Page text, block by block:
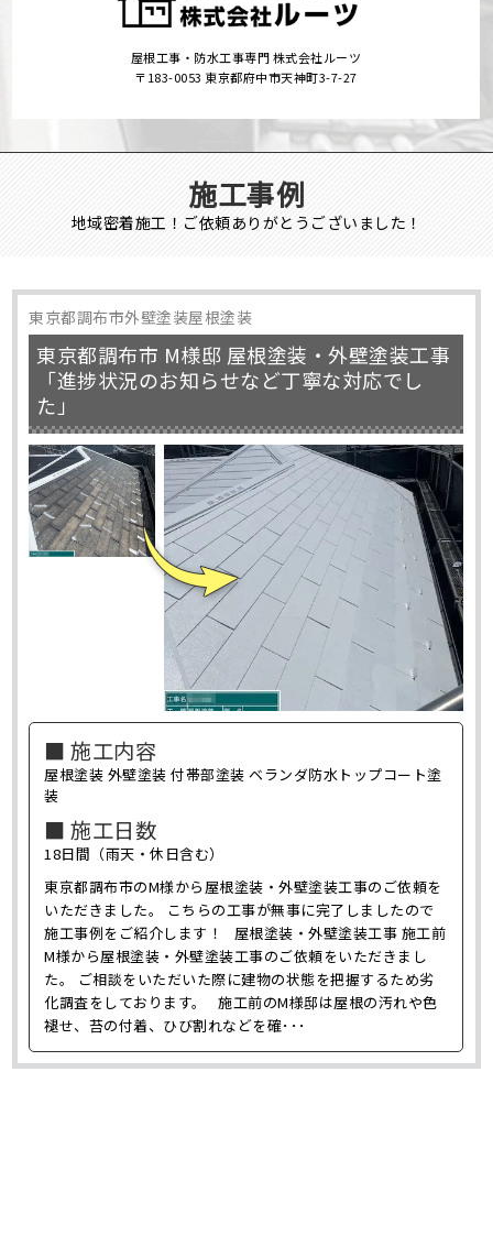
屋根工事・防水工事専門 株式会社ルーツ
〒183-0053 東京都府中市天神町3-7-27
施工事例
地域密着施工！ご依頼ありがとうございました！
東京都調布市外壁塗装屋根塗装
東京都調布市 M様邸 屋根塗装・外壁塗装工事
「進捗状況のお知らせなど丁寧な対応でし
た」
■ 施工内容
屋根塗装 外壁塗装 付帯部塗装 ベランダ防水トップコート塗
装
■ 施工日数
18日間（雨天・休日含む）
東京都調布市のM様から屋根塗装・外壁塗装工事のご依頼を
いただきました。 こちらの工事が無事に完了しましたので
施工事例をご紹介します！ 屋根塗装・外壁塗装工事 施工前
M様から屋根塗装・外壁塗装工事のご依頼をいただきまし
た。 ご相談をいただいた際に建物の状態を把握するため劣
化調査をしております。 施工前のM様邸は屋根の汚れや色
褪せ、苔の付着、ひび割れなどを確･･･